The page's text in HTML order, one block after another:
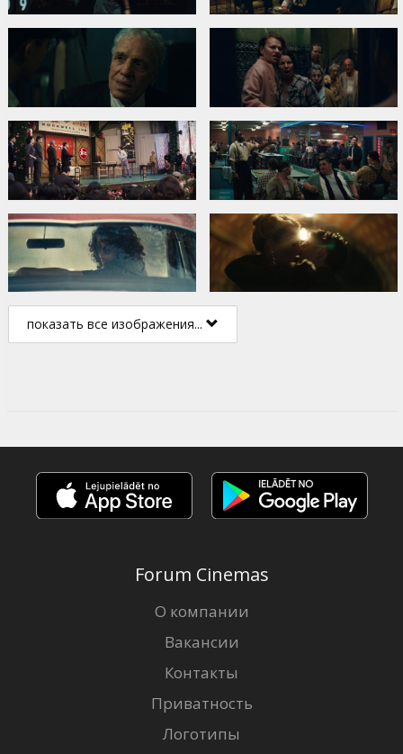
показать все изображения...
Forum Cinemas
О компании
Вакансии
Контакты
Приватность
Логотипы